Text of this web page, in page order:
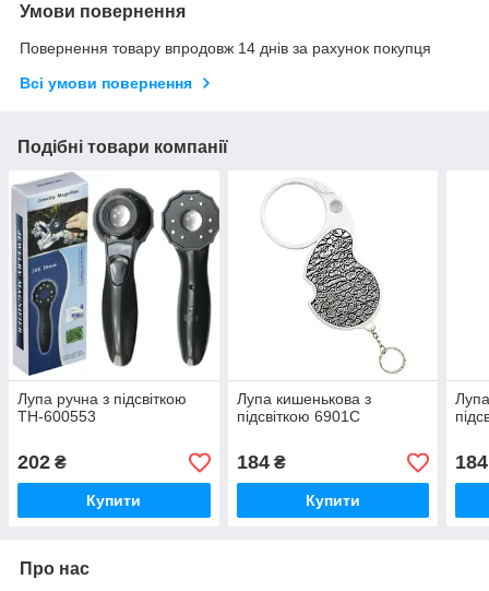
Умови повернення
Повернення товару впродовж 14 днів за рахунок покупця
Всі умови повернення
Подібні товари компанії
Лупа ручна з підсвіткою
TH-600553
202 ₴
Купити
Лупа кишенькова з
підсвіткою 6901C
184₴
Купити
184
Про нас